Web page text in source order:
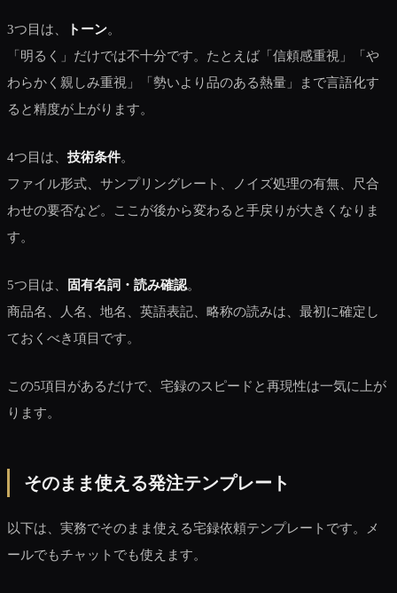
3つ目は、 トーン。
「明るく」だけでは不十分です。たとえば「信頼感重視」「や
わらかく親しみ重視」「勢いより品のある熱量」まで言語化す
ると精度が上がります。
4つ目は、 技術条件。
ファイル形式、サンプリングレート、ノイズ処理の有無、尺合
わせの要否など。ここが後から変わると手戻りが大きくなりま
す。
5つ目は、 固有名詞・読み確認。
商品名、人名、地名、英語表記、略称の読みは、最初に確定し
ておくべき項目です。
この5項目があるだけで、宅録のスピードと再現性は一気に上が
ります。
そのまま使える発注テンプレート
以下は、実務でそのまま使える宅録依頼テンプレートです。メ
ールでもチャットでも使えます。